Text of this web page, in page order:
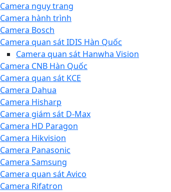
Camera ngụy trang
Camera hành trình
Camera Bosch
Camera quan sát IDIS Hàn Quốc
Camera quan sát Hanwha Vision
Camera CNB Hàn Quốc
Camera quan sát KCE
Camera Dahua
Camera Hisharp
Camera giám sát D-Max
Camera HD Paragon
Camera Hikvision
Camera Panasonic
Camera Samsung
Camera quan sát Avico
Camera Rifatron